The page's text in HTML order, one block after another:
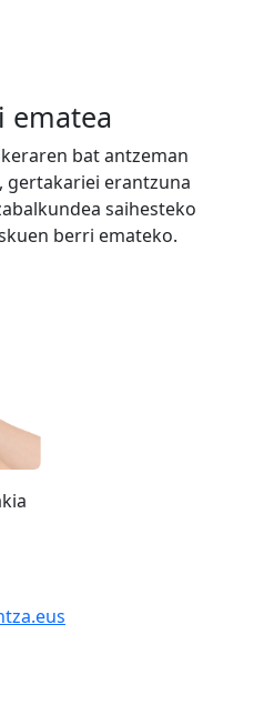
ematea
bat antzeman
gertakariei erantzuna
saihesteko
berri emateko.